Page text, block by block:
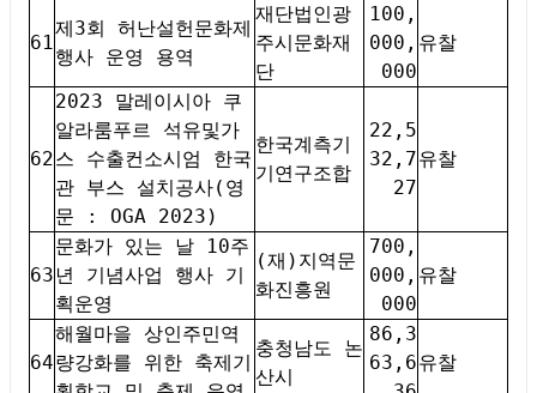
61
제3회 허난설헌문화제
행사 운영 용역
재단법인광
주시문화재
단
100,
000,
000
유찰
62
2023 말레이시아 쿠
알라룸푸르 석유및가
스 수출컨소시엄 한국
관 부스 설치공사(영
문 : OGA 2023)
한국계측기
기연구조합
22,5
32,7
27
유찰
63
문화가 있는 날 10주
년 기념사업 행사 기
획운영
(재)지역문
화진흥원
700,
000,
000
유찰
64
해월마을 상인주민역
량강화를 위한 축제기
충청남도 논
산시
86,3
63,6유찰